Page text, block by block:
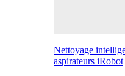
Nettoyage
aspirateurs iRobot